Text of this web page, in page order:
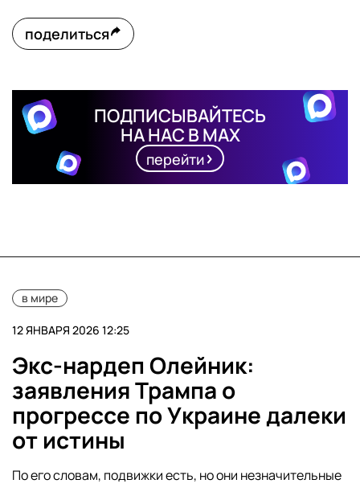
поделиться
ПОДПИСЫВАЙТЕСЬ
НА НАС В MAX
перейти
в мире
12 ЯНВАРЯ 2026 12:25
Экс-нардеп Олейник:
заявления Трампа о
прогрессе по Украине далеки
от истины
По его словам, подвижки есть, но они незначительные